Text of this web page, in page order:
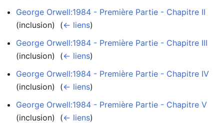
George Orwell:1984 - Première Partie - Chapitre II
(inclusion) ‎ (← liens)
George Orwell:1984 - Première Partie - Chapitre III
(inclusion) ‎ (← liens)
George Orwell:1984 - Première Partie - Chapitre IV
(inclusion) ‎ (← liens)
George Orwell:1984 - Première Partie - Chapitre V
(inclusion) ‎ (← liens)